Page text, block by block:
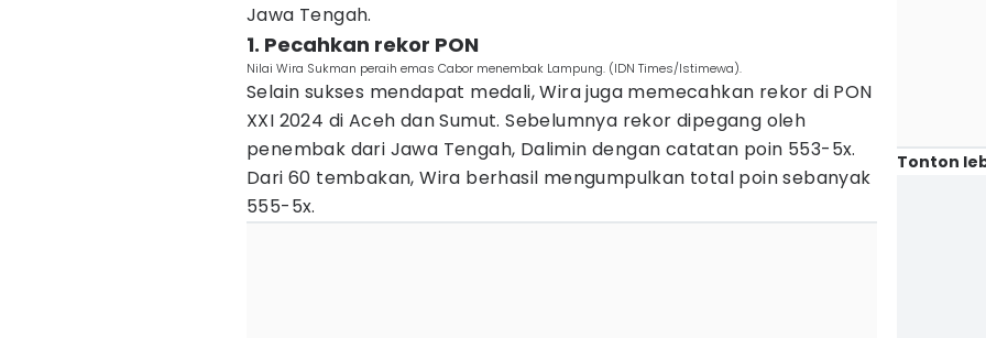
Jawa Tengah.
1. Pecahkan rekor PON
Nilai Wira Sukman peraih emas Cabor menembak Lampung. (IDN Times/Istimewa).
Selain sukses mendapat medali, Wira juga memecahkan rekor di PON
XXI 2024 di Aceh dan Sumut. Sebelumnya rekor dipegang oleh
penembak dari Jawa Tengah, Dalimin dengan catatan poin 553-5x.
Dari 60 tembakan, Wira berhasil mengumpulkan total poin sebanyak
555-5x.
Tonton